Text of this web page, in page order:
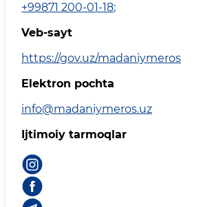
+99871 200-01-18;
Veb-sayt
https://gov.uz/madaniymeros
Elektron pochta
info@madaniymeros.uz
Ijtimoiy tarmoqlar